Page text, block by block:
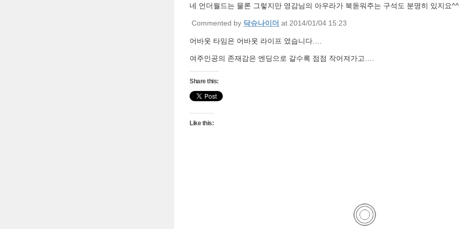
네 언더월드는 물론 그렇지만 영감님의 아우라가 북돋워주는 구석도 분명히 있지요
Commented by 닥슈나이더 at 2014/01/04 15:23
어바웃 타임은 어바웃 라이프 였습니다….
여주인공의 존재감은 엔딩으로 갈수록 점점 작어져가고….
Share this:
Like this: